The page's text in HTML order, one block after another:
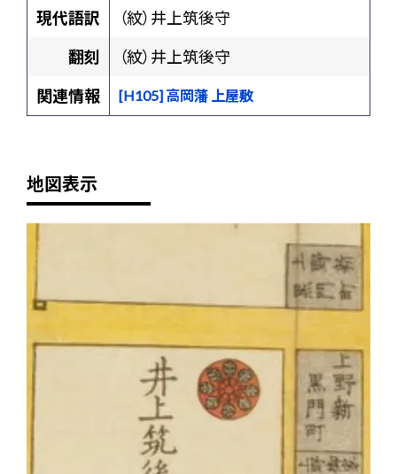
現代語訳
（紋）井上筑後守
翻刻
（紋）井上筑後守
関連情報
[H105] 高岡藩 上屋敷
地図表示